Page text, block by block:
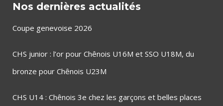
Nos dernières actualités
Coupe genevoise 2026
CHS junior : l’or pour Chênois U16M et SSO U18M, du
bronze pour Chênois U23M
CHS U14 : Chênois 3e chez les garçons et belles places